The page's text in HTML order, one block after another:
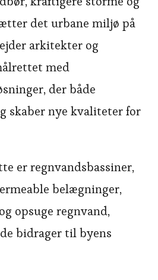
det urbane miljø på
arkitekter og
med
der både
skaber nye kvaliteter for
er regnvandsbassiner,
belægninger,
opsuge regnvand,
bidrager til byens